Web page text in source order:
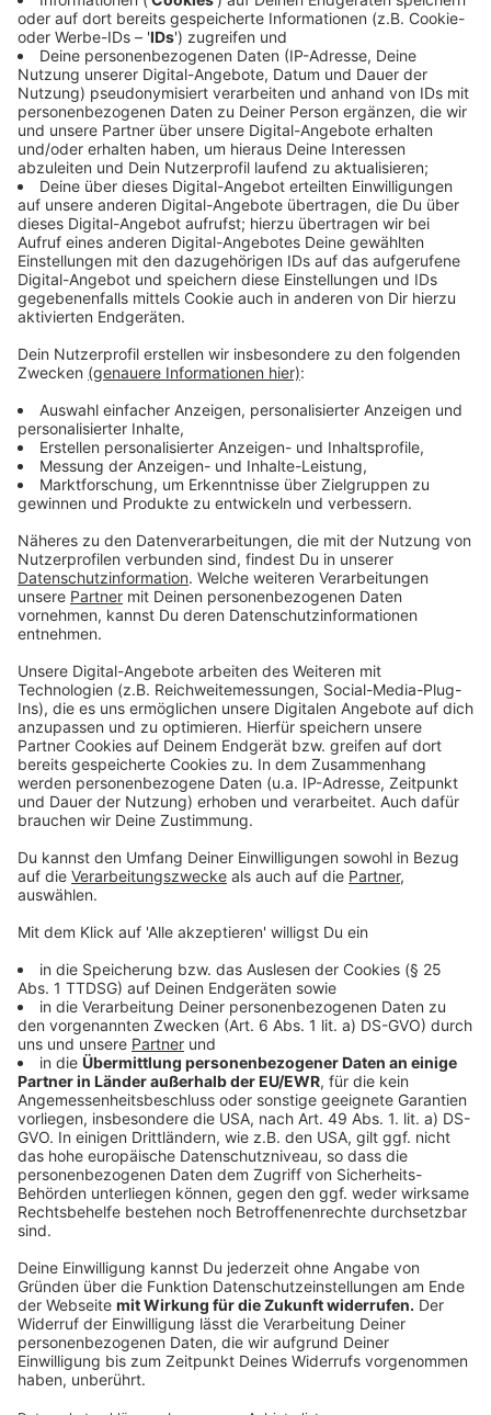
Organisiert wird sie von der Evangelischen Kirche in
Düsseldorf gemeinsam mit dem Bündnis Düsseldorfer
Appell. Die Kundgebung steht unter dem Motto
„Demokratie, Menschenwürde und Vielfalt“.
Die Veranstalter verstehen die Aktion als Zeichen für
gesellschaftlichen Zusammenhalt. Vor der Kirche soll
unter anderem Oberbürgermeister Stephan Keller
sprechen. Außerdem sind weitere Beiträge aus Stadt
und Gesellschaft geplant. Die Johanneskirche soll
dabei auch als offener Ort für Begegnung, Gespräche
und stilles Innehalten dienen.
Protest an der Immermannstraße:
Ebenfalls für 16 Uhr ist eine weitere Kundgebung im
direkten Umfeld des AfD-Rundgangs geplant. Die
Vereinigung der Verfolgten des Naziregimes ruft unter
dem Motto „Keine AfD in Little Tokyo“ zu einer
Protestaktion an der Ecke
Immermannstraße/Kreuzstraße auf.
„Düsseldorf stellt sich quer“:
Das Bündnis „Düsseldorf stellt sich quer“ ruft dazu
beteiligen. Das Bündnis wirft der AfD vor, die
Düsseldorfer Stadtgesellschaft erneut spalten zu
Ein weiterer Protest ist für 18 Uhr vor dem Bürgerhaus
Bilk angekündigt. Auch dazu ruft „Düsseldorf stellt
sich quer“ auf. Hintergrund ist ein Auftritt des
Publizisten Michael Klonovsky. Das Bündnis kritisiert
seine Nähe zur AfD und wendet sich auch gegen diese
Abendveranstaltung.
Anzeige
Das ist für Düsseldorf wichtig
Anzeige